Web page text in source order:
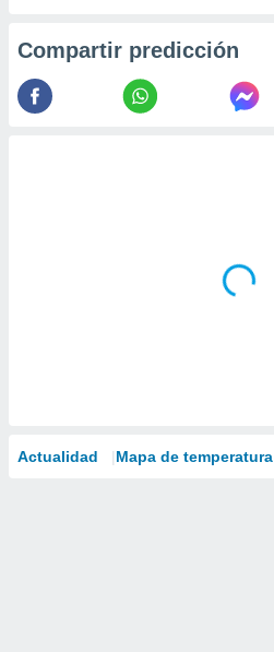
Compartir predicción
Actualidad Mapa de temperatura